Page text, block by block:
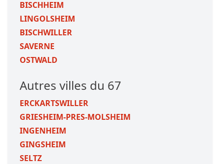
BISCHHEIM
LINGOLSHEIM
BISCHWILLER
SAVERNE
OSTWALD
Autres villes du 67
ERCKARTSWILLER
GRIESHEIM-PRES-MOLSHEIM
INGENHEIM
GINGSHEIM
SELTZ